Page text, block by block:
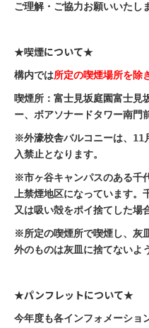
ご理解・ご協力お願いいたし
★喫煙について★
構内では所定の喫煙場所を除
喫煙所：富士見坂庭園富士見
ー、ボアソナードタワー南門
※外濠校舎バルコニーは、
入禁止となります。
※市ヶ谷キャンパスのある千
上禁煙地区になっています
又は吸い殻をポイ捨てした場
※所定の喫煙所で喫煙し、灰
外のものは灰皿に捨てないよ
★パンフレットについて★
今年度も各インフォメーショ